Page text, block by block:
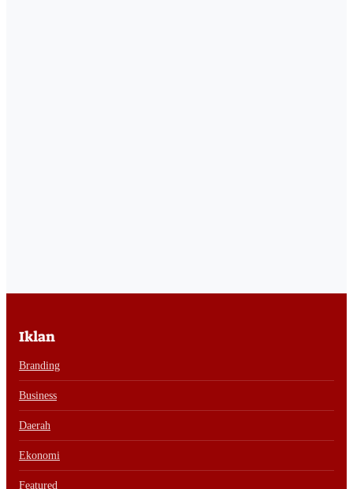
Iklan
Branding
Business
Daerah
Ekonomi
Featured